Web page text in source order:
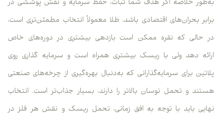
به‌طور خلاصه اگر هدف شما ثبات، حفظ سرمایه و نقش پوششی در
برابر بحران‌های اقتصادی باشد، طلا معمولاً انتخاب مطمئن‌تری است،
در حالی که نقره ممکن است بازدهی بیشتری در دوره‌های خاص
ارائه دهد ولی با ریسک بیشتری همراه است و سرمایه گذاری روی
پلاتین برای سرمایه‌گذارانی که به‌دنبال بهره‌گیری از چرخه‌های صنعتی
هستند و تحمل نوسان بالاتر را دارند، بسیار جذاب‌تر است. انتخاب
نهایی باید با توجه به افق زمانی، تحمل ریسک و نقش هر فلز در